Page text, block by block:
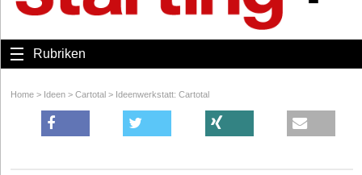
Rubriken
Home > Ideen > Cartotal > Ideenwerkstatt: Cartotal